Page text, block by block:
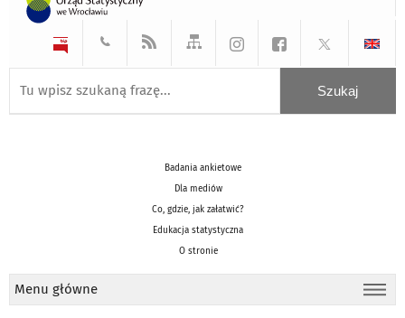
czarnymczarnymżółtym
Badania ankietowe
Dla mediów
Co, gdzie, jak załatwić?
Edukacja statystyczna
O stronie
Menu główne